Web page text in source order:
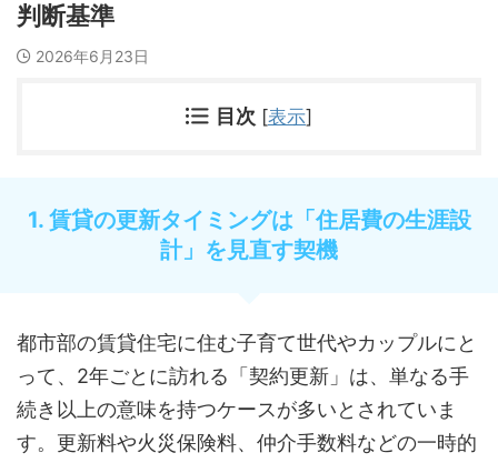
判断基準
2026年6月23日
目次 [表示]
1. 賃貸の更新タイミングは「住居費の生涯設
計」を見直す契機
都市部の賃貸住宅に住む子育て世代やカップルにと
って、2年ごとに訪れる「契約更新」は、単なる手
続き以上の意味を持つケースが多いとされていま
す。更新料や火災保険料、仲介手数料などの一時的